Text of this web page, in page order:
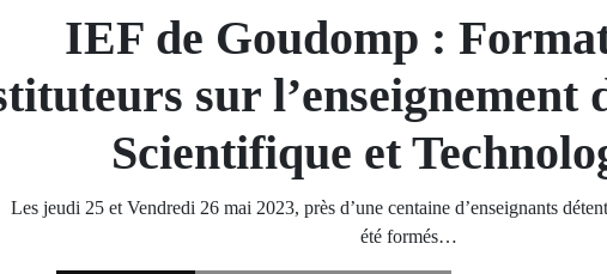
IEF de Goudomp :
sur l’enseignement
Scientifique et
Les jeudi 25 et Vendredi 26 mai 2023, près d’une centaine d’enseignants
été formés…